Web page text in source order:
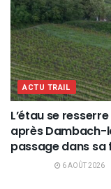
ACTU TRAIL
L’étau se
après Dambach-
passage dans sa
6 AOÛT 2026